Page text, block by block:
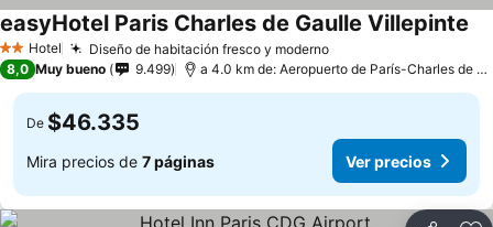
2 Estrellas
Hotel Diseño de habitación fresco y moderno
easyHotel Paris Charles de Gaulle Villepinte
8,0 Muy bueno 9.499 a 4.0 km de: Aeropuerto de París-Charles de Gaulle
De $46.335
Mira precios de 7 páginas Ver precios